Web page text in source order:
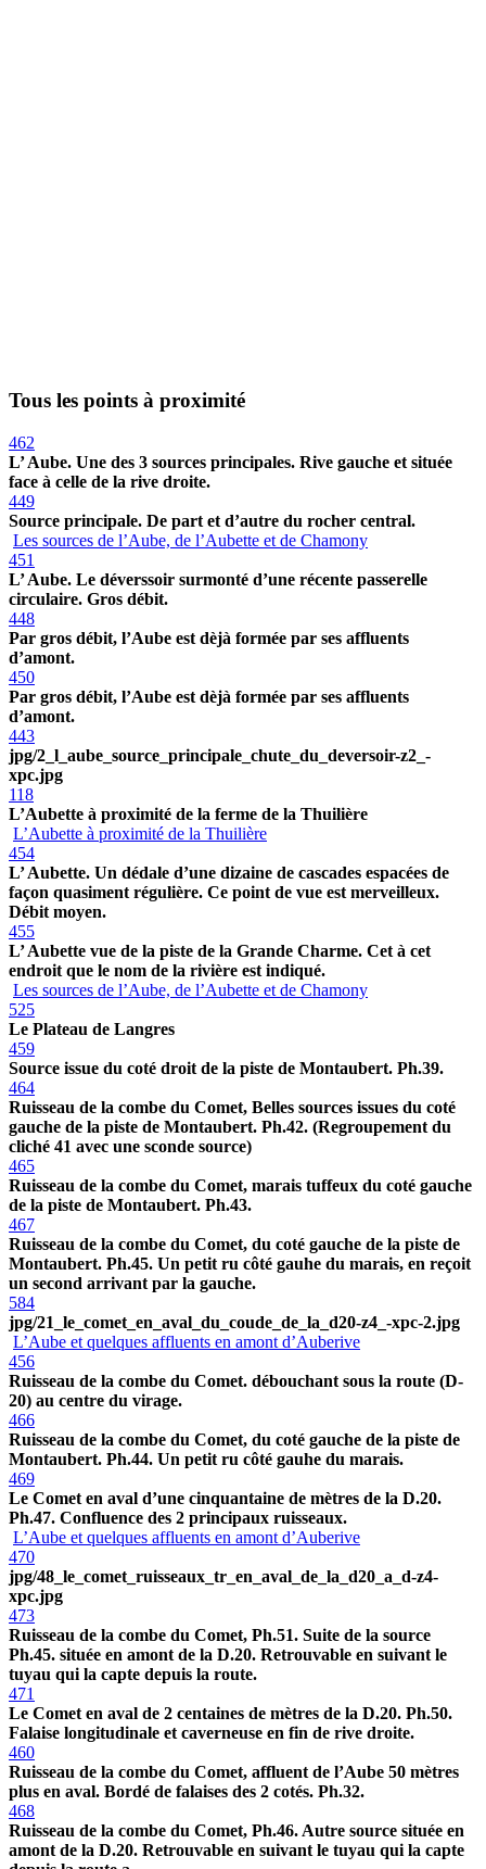
Tous les points à proximité
462
L’ Aube. Une des 3 sources principales. Rive gauche et située
face à celle de la rive droite.
449
Source principale. De part et d’autre du rocher central.
Les sources de l’Aube, de l’Aubette et de Chamony
451
L’ Aube. Le déverssoir surmonté d’une récente passerelle
circulaire. Gros débit.
448
Par gros débit, l’Aube est dèjà formée par ses affluents
d’amont.
450
Par gros débit, l’Aube est dèjà formée par ses affluents
d’amont.
443
jpg/2_l_aube_source_principale_chute_du_deversoir-z2_-
xpc.jpg
118
L’Aubette à proximité de la ferme de la Thuilière
L’Aubette à proximité de la Thuilière
454
L’ Aubette. Un dédale d’une dizaine de cascades espacées de
façon quasiment régulière. Ce point de vue est merveilleux.
Débit moyen.
455
L’ Aubette vue de la piste de la Grande Charme. Cet à cet
endroit que le nom de la rivière est indiqué.
Les sources de l’Aube, de l’Aubette et de Chamony
525
Le Plateau de Langres
459
Source issue du coté droit de la piste de Montaubert. Ph.39.
464
Ruisseau de la combe du Comet, Belles sources issues du coté
gauche de la piste de Montaubert. Ph.42. (Regroupement du
cliché 41 avec une sconde source)
465
Ruisseau de la combe du Comet, marais tuffeux du coté gauche
de la piste de Montaubert. Ph.43.
467
Ruisseau de la combe du Comet, du coté gauche de la piste de
Montaubert. Ph.45. Un petit ru côté gauhe du marais, en reçoit
un second arrivant par la gauche.
584
jpg/21_le_comet_en_aval_du_coude_de_la_d20-z4_-xpc-2.jpg
L’Aube et quelques affluents en amont d’Auberive
456
Ruisseau de la combe du Comet. débouchant sous la route (D-
20) au centre du virage.
466
Ruisseau de la combe du Comet, du coté gauche de la piste de
Montaubert. Ph.44. Un petit ru côté gauhe du marais.
469
Le Comet en aval d’une cinquantaine de mètres de la D.20.
Ph.47. Confluence des 2 principaux ruisseaux.
L’Aube et quelques affluents en amont d’Auberive
470
jpg/48_le_comet_ruisseaux_tr_en_aval_de_la_d20_a_d-z4-
xpc.jpg
473
Ruisseau de la combe du Comet, Ph.51. Suite de la source
Ph.45. située en amont de la D.20. Retrouvable en suivant le
tuyau qui la capte depuis la route.
471
Le Comet en aval de 2 centaines de mètres de la D.20. Ph.50.
Falaise longitudinale et caverneuse en fin de rive droite.
460
Ruisseau de la combe du Comet, affluent de l’Aube 50 mètres
plus en aval. Bordé de falaises des 2 cotés. Ph.32.
468
Ruisseau de la combe du Comet, Ph.46. Autre source située en
amont de la D.20. Retrouvable en suivant le tuyau qui la capte